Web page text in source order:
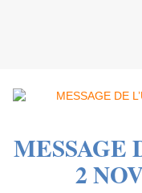
MESSAGE
2